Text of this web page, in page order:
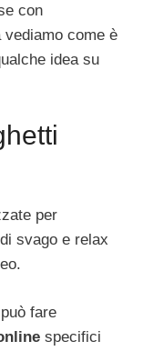
con
vediamo come è
idea su
per
svago e relax
fare
specifici